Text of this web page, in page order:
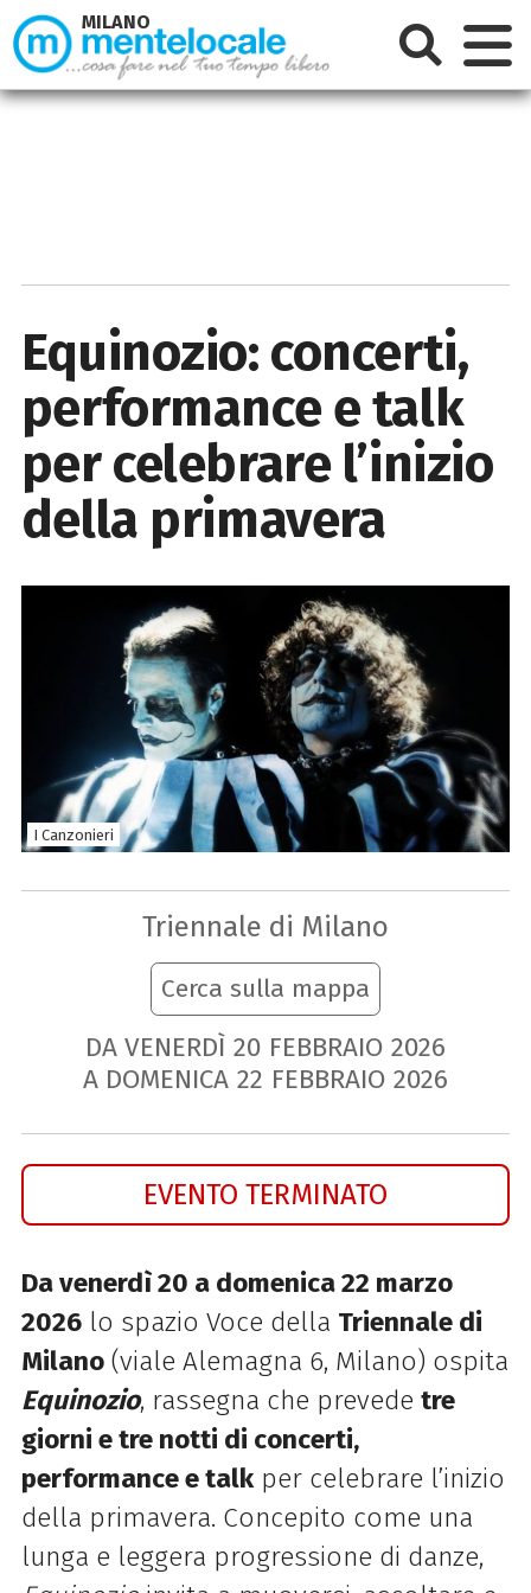
Equinozio: concerti,
performance e talk
per celebrare l’inizio
della primavera
I Canzonieri
Triennale di Milano
Cerca sulla mappa
DA VENERDÌ 20 FEBBRAIO 2026
A DOMENICA 22 FEBBRAIO 2026
EVENTO TERMINATO
Da venerdì 20 a domenica 22 marzo
2026lo spazio Voce della Triennale di
Milano(viale Alemagna 6, Milano) ospita
Equinozio, rassegna che prevede tre
giorni e tre notti di concerti,
performance e talkper celebrare l’inizio
della primavera. Concepito come una
lunga e leggera progressione di danze,
MILANO